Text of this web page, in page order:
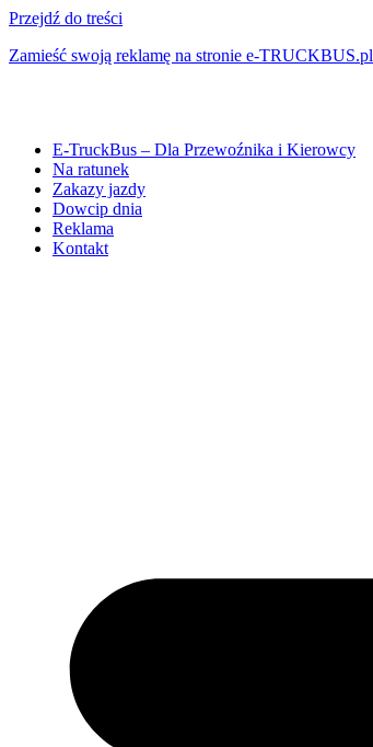
Przejdź do treści
Zamieść swoją reklamę na stronie e-TRUCKBUS.pl
E-TruckBus – Dla Przewoźnika i Kierowcy
Na ratunek
Zakazy jazdy
Dowcip dnia
Reklama
Kontakt